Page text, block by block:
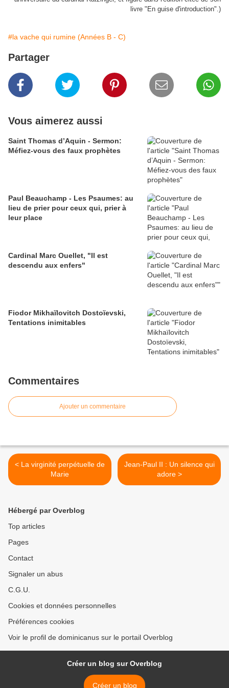
livre "En guise d'introduction".)
#la vache qui rumine (Années B - C)
Partager
Vous aimerez aussi
Saint Thomas d’Aquin - Sermon:
Méfiez-vous des faux prophètes
Paul Beauchamp - Les Psaumes: au
lieu de prier pour ceux qui, prier à
leur place
Cardinal Marc Ouellet, "Il est
descendu aux enfers"
Fiodor Mikhaïlovitch Dostoïevski,
Tentations inimitables
Commentaires
Ajouter un commentaire
< La virginité perpétuelle de
Marie
Jean-Paul II : Un silence qui
adore >
Hébergé par Overblog
Top articles
Pages
Contact
Signaler un abus
C.G.U.
Cookies et données personnelles
Préférences cookies
Voir le profil de dominicanus sur le portail Overblog
Créer un blog sur Overblog
Créer un blog